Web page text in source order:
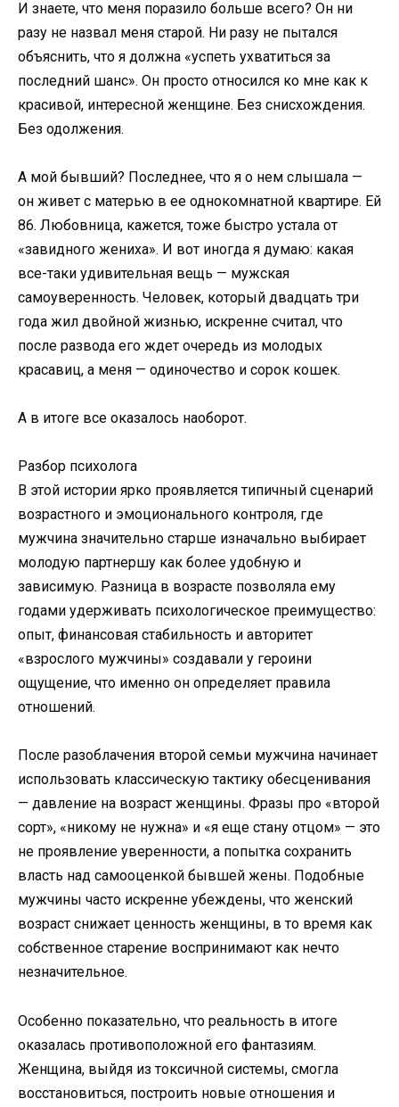
И знаете, что меня поразило больше всего? Он ни
разу не назвал меня старой. Ни разу не пытался
объяснить, что я должна «успеть ухватиться за
последний шанс». Он просто относился ко мне как к
красивой, интересной женщине. Без снисхождения.
Без одолжения.
А мой бывший? Последнее, что я о нем слышала —
он живет с матерью в ее однокомнатной квартире. Ей
86. Любовница, кажется, тоже быстро устала от
«завидного жениха». И вот иногда я думаю: какая
все-таки удивительная вещь — мужская
самоуверенность. Человек, который двадцать три
года жил двойной жизнью, искренне считал, что
после развода его ждет очередь из молодых
красавиц, а меня — одиночество и сорок кошек.
А в итоге все оказалось наоборот.
Разбор психолога
В этой истории ярко проявляется типичный сценарий
возрастного и эмоционального контроля, где
мужчина значительно старше изначально выбирает
молодую партнершу как более удобную и
зависимую. Разница в возрасте позволяла ему
годами удерживать психологическое преимущество:
опыт, финансовая стабильность и авторитет
«взрослого мужчины» создавали у героини
ощущение, что именно он определяет правила
отношений.
После разоблачения второй семьи мужчина начинает
использовать классическую тактику обесценивания
— давление на возраст женщины. Фразы про «второй
сорт», «никому не нужна» и «я еще стану отцом» — это
не проявление уверенности, а попытка сохранить
власть над самооценкой бывшей жены. Подобные
мужчины часто искренне убеждены, что женский
возраст снижает ценность женщины, в то время как
собственное старение воспринимают как нечто
незначительное.
Особенно показательно, что реальность в итоге
оказалась противоположной его фантазиям.
Женщина, выйдя из токсичной системы, смогла
восстановиться, построить новые отношения и